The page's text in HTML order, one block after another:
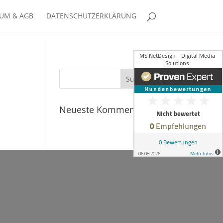
& AGB DATENSCHUTZERKLÄRUNG
Neueste Kommentare